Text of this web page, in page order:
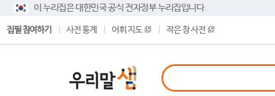
이 누리집은 대한민국 공식 전자정부 누리집입니다.
집필 참여하기 사전 통계 어휘 지도 작은 창 사전